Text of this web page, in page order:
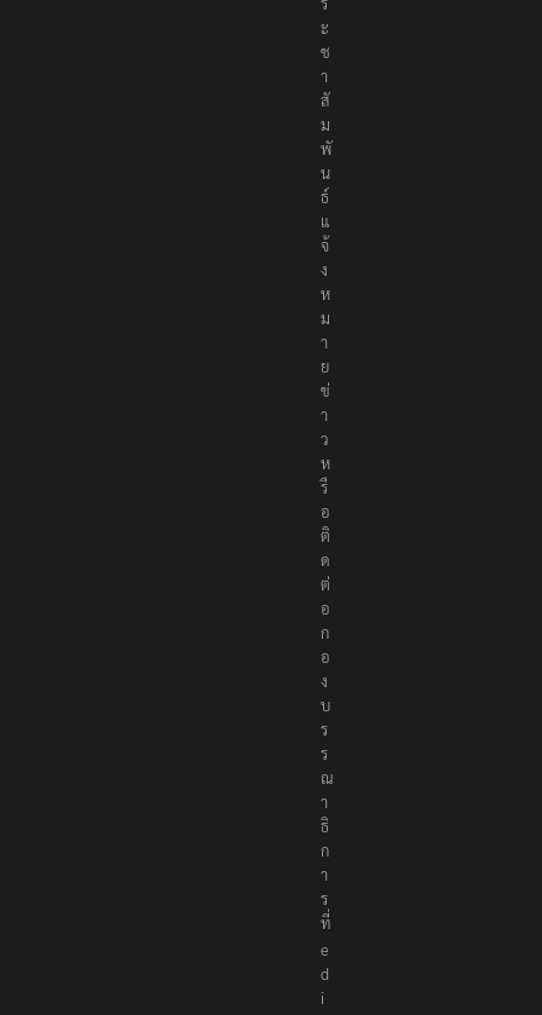
ะ
ช
า
สั
ม
พั
น
ธ์
แ
จ้
ง
ห
ม
า
ย
ข่
า
ว
ห
รื
อ
ติ
ด
ต่
อ
ก
อ
ง
บ
ร
ร
ณ
า
ธิ
ก
า
ร
ที่
e
d
i